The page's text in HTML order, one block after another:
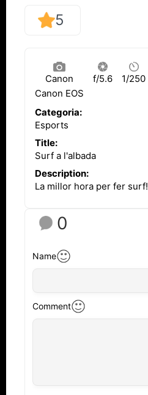
5
Canon
Canon EOS
20D
f/5.6 1/250
Categoria:
Esports
Title:
Surf a l'albada
Description:
La millor hora per fer surf!
0
Name
Comment